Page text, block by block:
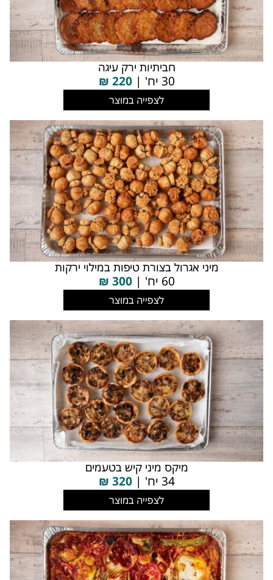
חביתיות ירק עיגה
30 יח' | 220
₪
לצפייה במוצר
מיני אגרול בצורת טיפות במילוי ירקות
60 יח' | 300
₪
לצפייה במוצר
מיקס מיני קיש בטעמים
34 יח' | 320
₪
לצפייה במוצר